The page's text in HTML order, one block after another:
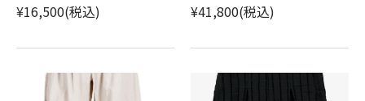
¥16,500(税込) ¥41,800(税込)